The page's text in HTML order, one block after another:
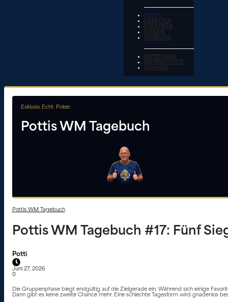
NEWS
LIFESTYLE
STRATEGIE
VIDEOS
LIVEBLOG
IMPRESSUM
DATENSCHUTZ
COOKIES
Exklusiv. Echt. Poker.
Pottis WM Tagebuch
Pottis WM Tagebuch
Pottis WM Tagebuch #17: Fünf
Potti
Juni 27, 2026
0
Die Gruppenphase biegt endgültig auf die Zielgerade ein. Während sich einige
Dann gibt es keine zweite Chance mehr. Eine schlechte Tagesform wird gnadenlos